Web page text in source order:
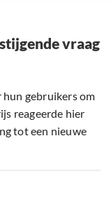
vraag
gebruikers om
reageerde hier
tot een nieuwe